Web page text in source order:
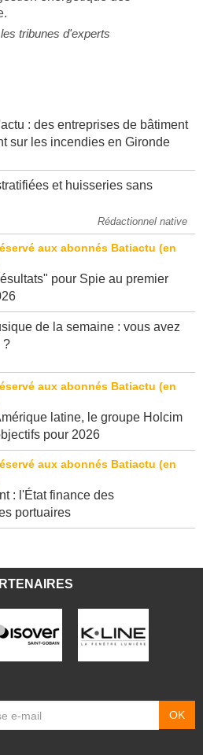
énergétique des
: des entreprises de bâtiment
et huisseries sans
Rédactionnel native
pour Spie au premier
de la semaine : vous avez
latine, le groupe Holcim
: l'État finance des